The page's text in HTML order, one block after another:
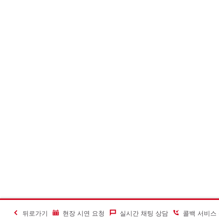
뒤로가기 현장 시연 요청 실시간 채팅 상담 콜백 서비스